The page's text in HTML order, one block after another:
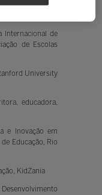
de Educação
Internacional de
de Escolas
University
educadora,
e Inovação em
Educação, Rio
KidZania